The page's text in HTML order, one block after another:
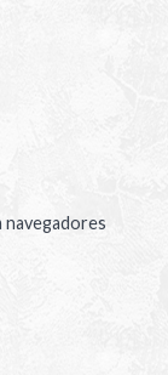
navegadores